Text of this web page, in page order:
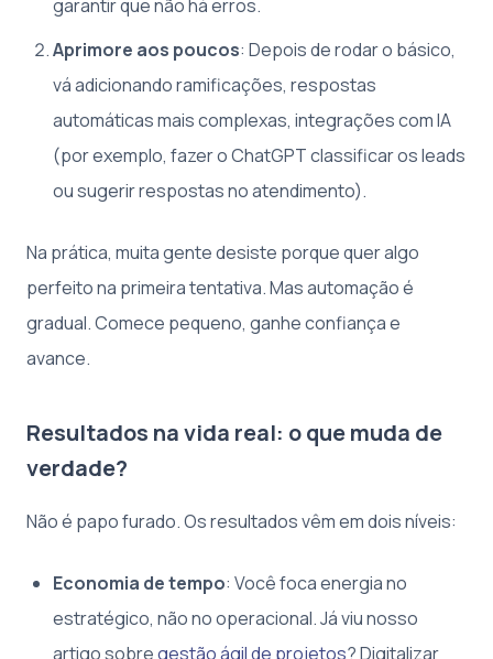
garantir que não há erros.
Aprimore aos poucos: Depois de rodar o básico,
vá adicionando ramificações, respostas
automáticas mais complexas, integrações com IA
(por exemplo, fazer o ChatGPT classificar os leads
ou sugerir respostas no atendimento).
Na prática, muita gente desiste porque quer algo
perfeito na primeira tentativa. Mas automação é
gradual. Comece pequeno, ganhe confiança e
avance.
Resultados na vida real: o que muda de
verdade?
Não é papo furado. Os resultados vêm em dois níveis:
Economia de tempo: Você foca energia no
estratégico, não no operacional. Já viu nosso
artigo sobregestão ágil de projetos? Digitalizar